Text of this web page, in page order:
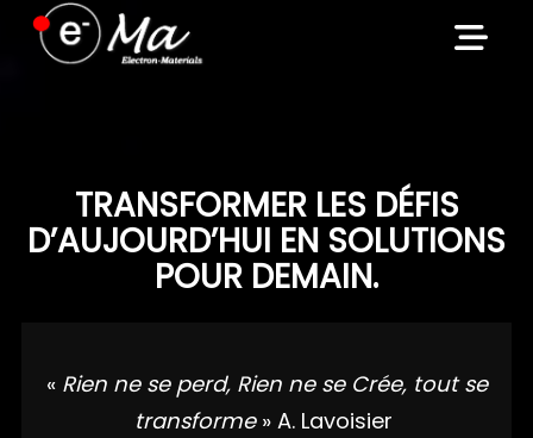
Skip
TRANSFORMER LES DÉFIS
D’AUJOURD’HUI EN SOLUTIONS
POUR DEMAIN.
« Rien ne se perd, Rien ne se Crée, tout se
transforme » A. Lavoisier